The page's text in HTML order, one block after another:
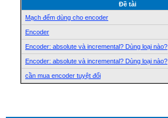
Ðề tài
Mạch đếm dùng cho encoder
Encoder
Encoder: absolute và incremental? Dùng loại nào?
Encoder: absolute và incremental? Dùng loại nào?
cần mua encoder tuyệt đối